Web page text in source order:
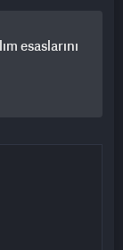
esaslarını